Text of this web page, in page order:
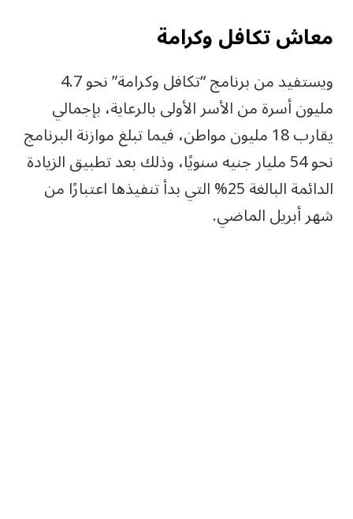
معاش تكافل وكرامة
ويستفيد من برنامج “تكافل وكرامة” نحو 4.7
مليون أسرة من الأسر الأولى بالرعاية، بإجمالي
يقارب 18 مليون مواطن، فيما تبلغ موازنة البرنامج
نحو 54 مليار جنيه سنويًا، وذلك بعد تطبيق الزيادة
الدائمة البالغة 25% التي بدأ تنفيذها اعتبارًا من
شهر أبريل الماضي.